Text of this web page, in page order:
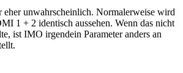
eher unwahrscheinlich. Normalerweise wird
1 + 2 identisch aussehen. Wenn das nicht
ist IMO irgendein Parameter anders an